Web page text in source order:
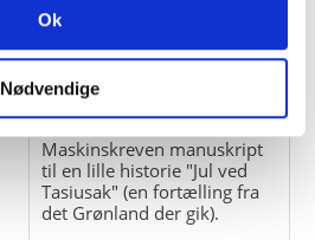
Ok
Nødvendige
slægter
stamtavler
Maskinskreven manuskript
til en lille historie "Jul ved
Tasiusak" (en fortælling fra
det Grønland der gik).